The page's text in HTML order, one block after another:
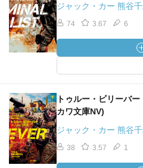
ジャック・カー 熊谷
74 3.67 6
トゥルー・ビリーバ
カワ文庫NV)
ジャック・カー 熊谷
38 3.57 1